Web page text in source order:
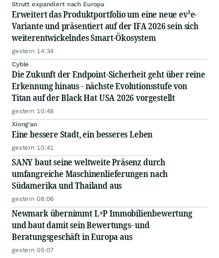
Strutt expandiert nach Europa
Erweitert das Produktportfolio um eine neue ev¹e-
Variante und präsentiert auf der IFA 2026 sein sich
weiterentwickelndes Smart-Ökosystem
gestern 14:34
Cyble
Die Zukunft der Endpoint-Sicherheit geht über reine
Erkennung hinaus - nächste Evolutionsstufe von
Titan auf der Black Hat USA 2026 vorgestellt
gestern 10:48
Xiong'an
Eine bessere Stadt, ein besseres Leben
gestern 10:41
SANY baut seine weltweite Präsenz durch
umfangreiche Maschinenlieferungen nach
Südamerika und Thailand aus
gestern 08:06
Newmark übernimmt L+P Immobilienbewertung
und baut damit sein Bewertungs- und
Beratungsgeschäft in Europa aus
gestern 05:07